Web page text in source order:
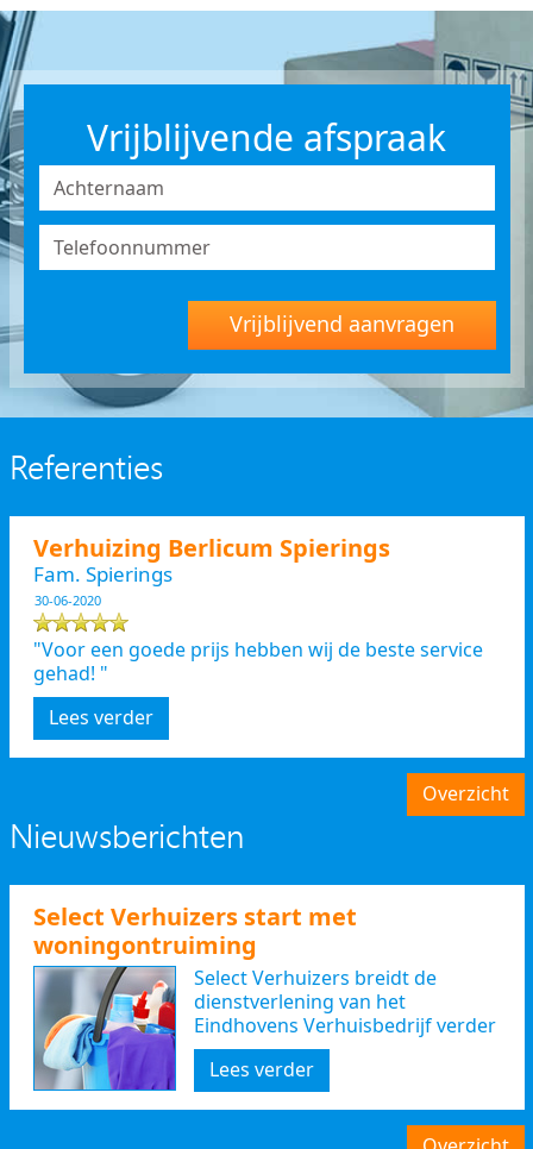
Vrijblijvende afspraak
Vrijblijvend aanvragen
Referenties
Verhuizing Berlicum Spierings
Fam. Spierings
30-06-2020
"Voor een goede prijs hebben wij de beste service
gehad! "
Lees verder
Overzicht
Nieuwsberichten
Select Verhuizers start met
woningontruiming
Select Verhuizers breidt de
dienstverlening van het
Eindhovens Verhuisbedrijf verder
uit
Lees verder